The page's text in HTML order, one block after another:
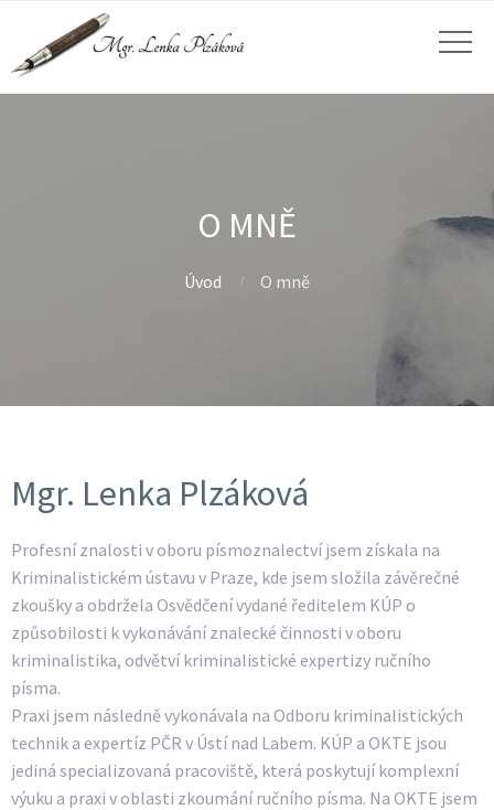
O MNĚ
Úvod O mně
Mgr. Lenka Plzáková
Profesní znalosti v oboru písmoznalectví jsem získala na
Kriminalistickém ústavu v Praze, kde jsem složila závěrečné
zkoušky a obdržela Osvědčení vydané ředitelem KÚP o
způsobilosti k vykonávání znalecké činnosti v oboru
kriminalistika, odvětví kriminalistické expertizy ručního
písma.
Praxi jsem následně vykonávala na Odboru kriminalistických
technik a expertíz PČR v Ústí nad Labem. KÚP a OKTE jsou
jediná specializovaná pracoviště, která poskytují komplexní
výuku a praxi v oblasti zkoumání ručního písma. Na OKTE jsem